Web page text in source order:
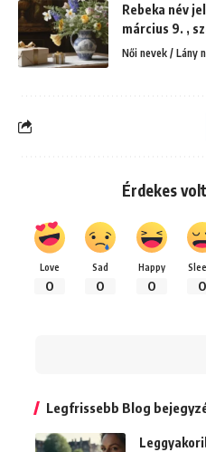
Rebeka név
március 9. ,
Női nevek / Lány
Érdekes
Love
0
Sad
0
Happy
0 0
Legfrissebb Blog